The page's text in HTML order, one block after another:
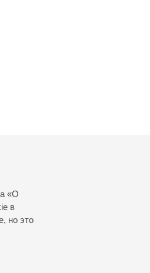
«О
в
но это